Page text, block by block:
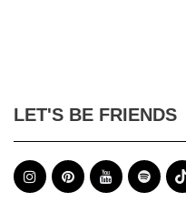
LET'S BE FRIENDS